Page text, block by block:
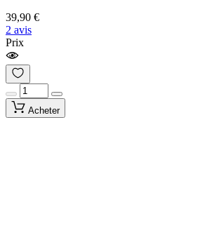
39,90 €
2 avis
Prix
Acheter